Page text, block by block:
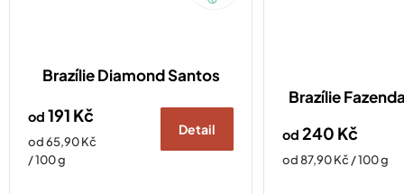
Brazílie Diamond Santos
od 191 Kč
Měrná
cena:
od 65,90 Kč
/ 100 g
Detail
Brazílie
od 240 Kč
Měrná
od 87,90 Kč / 100 g